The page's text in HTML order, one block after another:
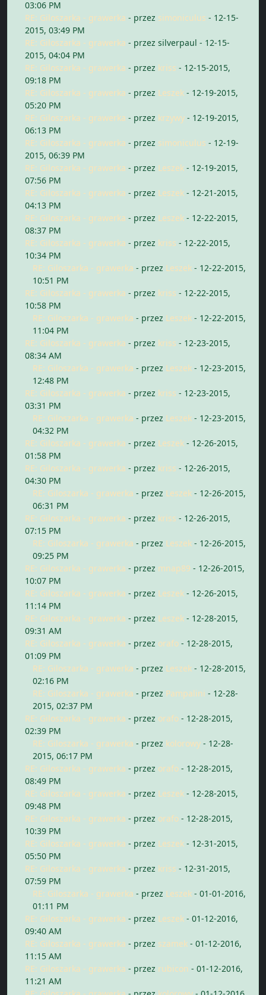
03:06 PM
RE: Giloszarka - grawerka - przez simoniculus - 12-15-
2015, 03:49 PM
RE: Giloszarka - grawerka - przez silverpaul - 12-15-
2015, 04:04 PM
RE: Giloszarka - grawerka - przez kriss - 12-15-2015,
09:18 PM
RE: Giloszarka - grawerka - przez Leszek - 12-19-2015,
05:20 PM
RE: Giloszarka - grawerka - przez krzywy - 12-19-2015,
06:13 PM
RE: Giloszarka - grawerka - przez simoniculus - 12-19-
2015, 06:39 PM
RE: Giloszarka - grawerka - przez Leszek - 12-19-2015,
07:56 PM
RE: Giloszarka - grawerka - przez Leszek - 12-21-2015,
04:13 PM
RE: Giloszarka - grawerka - przez Leszek - 12-22-2015,
08:37 PM
RE: Giloszarka - grawerka - przez kriss - 12-22-2015,
10:34 PM
RE: Giloszarka - grawerka - przez Leszek - 12-22-2015,
10:51 PM
RE: Giloszarka - grawerka - przez kriss - 12-22-2015,
10:58 PM
RE: Giloszarka - grawerka - przez Leszek - 12-22-2015,
11:04 PM
RE: Giloszarka - grawerka - przez kriss - 12-23-2015,
08:34 AM
RE: Giloszarka - grawerka - przez Leszek - 12-23-2015,
12:48 PM
RE: Giloszarka - grawerka - przez kriss - 12-23-2015,
03:31 PM
RE: Giloszarka - grawerka - przez Leszek - 12-23-2015,
04:32 PM
RE: Giloszarka - grawerka - przez Leszek - 12-26-2015,
01:58 PM
RE: Giloszarka - grawerka - przez kriss - 12-26-2015,
04:30 PM
RE: Giloszarka - grawerka - przez Leszek - 12-26-2015,
06:31 PM
RE: Giloszarka - grawerka - przez kriss - 12-26-2015,
07:15 PM
RE: Giloszarka - grawerka - przez Leszek - 12-26-2015,
09:25 PM
RE: Giloszarka - grawerka - przez mnap89 - 12-26-2015,
10:07 PM
RE: Giloszarka - grawerka - przez Leszek - 12-26-2015,
11:14 PM
RE: Giloszarka - grawerka - przez Leszek - 12-28-2015,
09:31 AM
RE: Giloszarka - grawerka - przez orafo - 12-28-2015,
01:09 PM
RE: Giloszarka - grawerka - przez Leszek - 12-28-2015,
02:16 PM
RE: Giloszarka - grawerka - przez Pampalini - 12-28-
2015, 02:37 PM
RE: Giloszarka - grawerka - przez orafo - 12-28-2015,
02:39 PM
RE: Giloszarka - grawerka - przez kolorowy - 12-28-
2015, 06:17 PM
RE: Giloszarka - grawerka - przez orafo - 12-28-2015,
08:49 PM
RE: Giloszarka - grawerka - przez Leszek - 12-28-2015,
09:48 PM
RE: Giloszarka - grawerka - przez orafo - 12-28-2015,
10:39 PM
RE: Giloszarka - grawerka - przez Leszek - 12-31-2015,
05:50 PM
RE: Giloszarka - grawerka - przez kriss - 12-31-2015,
07:59 PM
RE: Giloszarka - grawerka - przez Leszek - 01-01-2016,
01:11 PM
RE: Giloszarka - grawerka - przez Leszek - 01-12-2016,
09:40 AM
RE: Giloszarka - grawerka - przez szamek - 01-12-2016,
11:15 AM
RE: Giloszarka - grawerka - przez rubicon - 01-12-2016,
11:21 AM